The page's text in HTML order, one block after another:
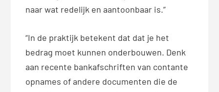
naar wat redelijk en aantoonbaar is.”
“In de praktijk betekent dat dat je het
bedrag moet kunnen onderbouwen. Denk
aan recente bankafschriften van contante
opnames of andere documenten die de